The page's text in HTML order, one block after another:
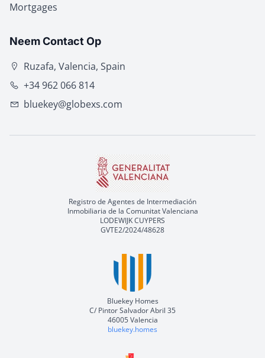
Mortgages
Neem Contact Op
Ruzafa, Valencia, Spain
+34 962 066 814
bluekey@globexs.com
Registro de Agentes de Intermediación
Inmobiliaria de la Comunitat Valenciana
LODEWIJK CUYPERS
GVTE2/2024/48628
Bluekey Homes
C/ Pintor Salvador Abril 35
46005 Valencia
bluekey.homes